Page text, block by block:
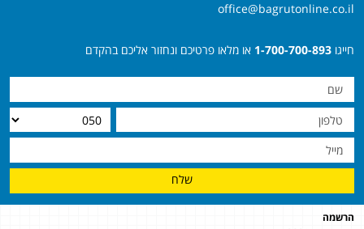
office@bagrutonline.co.il
חייגו 1-700-700-893 או מלאו פרטיכם ונחזור אליכם בהקדם
שלח
הרשמה